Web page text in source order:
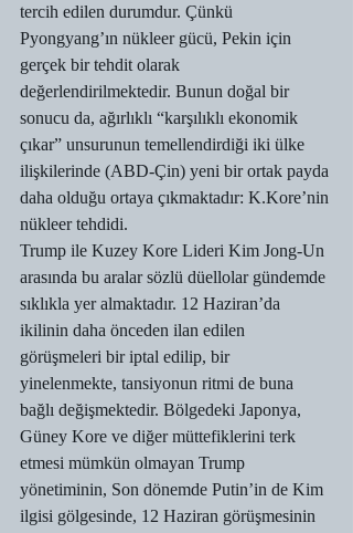
tercih edilen durumdur. Çünkü
Pyongyang’ın nükleer gücü, Pekin için
gerçek bir tehdit olarak
değerlendirilmektedir. Bunun doğal bir
sonucu da, ağırlıklı “karşılıklı ekonomik
çıkar” unsurunun temellendirdiği iki ülke
ilişkilerinde (ABD-Çin) yeni bir ortak payda
daha olduğu ortaya çıkmaktadır: K.Kore’nin
nükleer tehdidi.
Trump ile Kuzey Kore Lideri Kim Jong-Un
arasında bu aralar sözlü düellolar gündemde
sıklıkla yer almaktadır. 12 Haziran’da
ikilinin daha önceden ilan edilen
görüşmeleri bir iptal edilip, bir
yinelenmekte, tansiyonun ritmi de buna
bağlı değişmektedir. Bölgedeki Japonya,
Güney Kore ve diğer müttefiklerini terk
etmesi mümkün olmayan Trump
yönetiminin, Son dönemde Putin’in de Kim
ilgisi gölgesinde, 12 Haziran görüşmesinin